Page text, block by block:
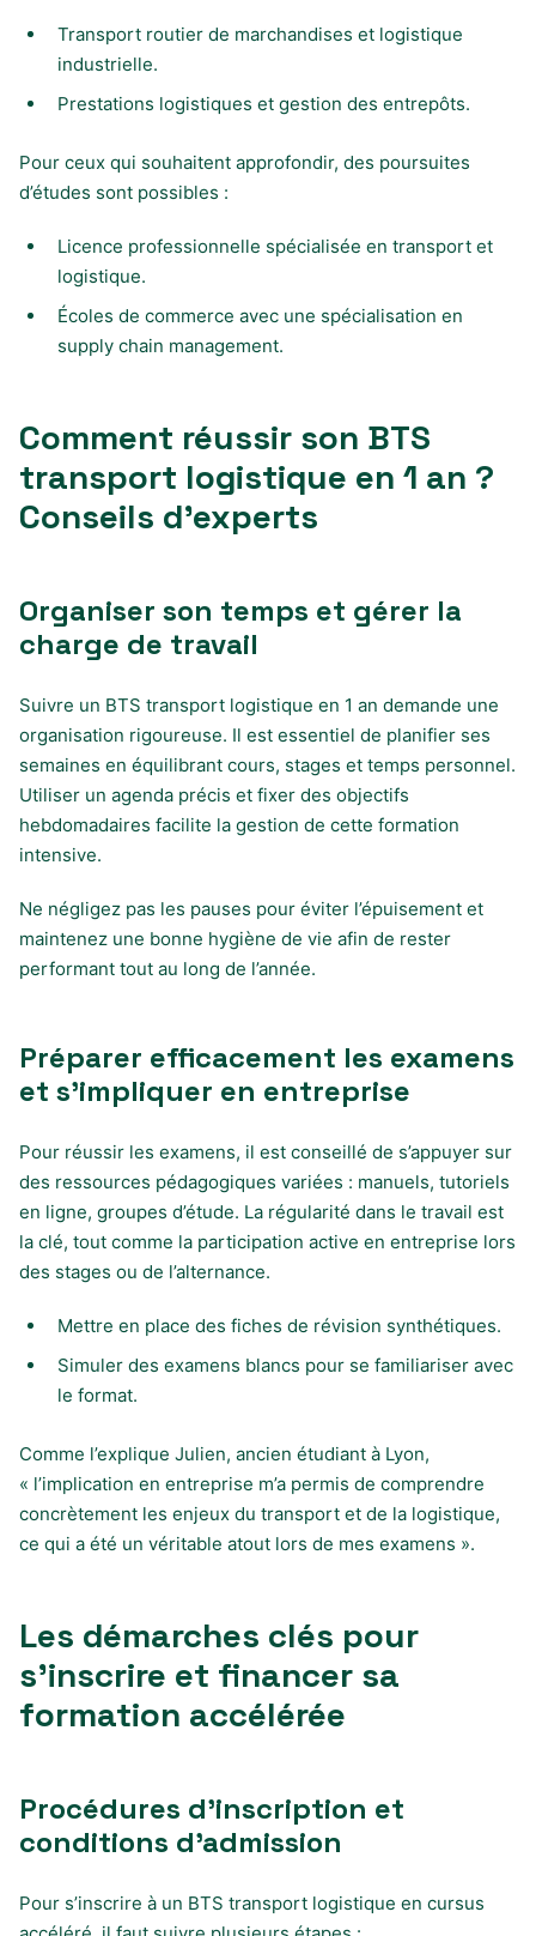
Transport routier de marchandises et logistique
industrielle.
Prestations logistiques et gestion des entrepôts.
Pour ceux qui souhaitent approfondir, des poursuites
d’études sont possibles :
Licence professionnelle spécialisée en transport et
logistique.
Écoles de commerce avec une spécialisation en
supply chain management.
Comment réussir son BTS
transport logistique en 1 an ?
Conseils d’experts
Organiser son temps et gérer la
charge de travail
Suivre un BTS transport logistique en 1 an demande une
organisation rigoureuse. Il est essentiel de planifier ses
semaines en équilibrant cours, stages et temps personnel.
Utiliser un agenda précis et fixer des objectifs
hebdomadaires facilite la gestion de cette formation
intensive.
Ne négligez pas les pauses pour éviter l’épuisement et
maintenez une bonne hygiène de vie afin de rester
performant tout au long de l’année.
Préparer efficacement les examens
et s’impliquer en entreprise
Pour réussir les examens, il est conseillé de s’appuyer sur
des ressources pédagogiques variées : manuels, tutoriels
en ligne, groupes d’étude. La régularité dans le travail est
la clé, tout comme la participation active en entreprise lors
des stages ou de l’alternance.
Mettre en place des fiches de révision synthétiques.
Simuler des examens blancs pour se familiariser avec
le format.
Comme l’explique Julien, ancien étudiant à Lyon,
« l’implication en entreprise m’a permis de comprendre
concrètement les enjeux du transport et de la logistique,
ce qui a été un véritable atout lors de mes examens ».
Les démarches clés pour
s’inscrire et financer sa
formation accélérée
Procédures d’inscription et
conditions d’admission
Pour s’inscrire à un BTS transport logistique en cursus